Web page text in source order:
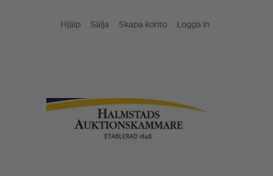
Hjälp Sälja Skapa konto Logga in